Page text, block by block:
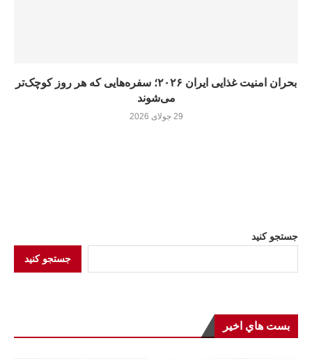
بحران امنیت غذایی ایران ۲۰۲۶؛ سفره‌هایی که هر روز کوچک‌تر
می‌شوند
29 جولای 2026
جستجو کنید
جستجو کنید
بست هاي اخير